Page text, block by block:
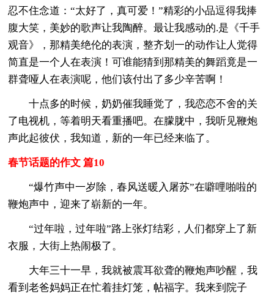
忍不住念道：“太好了，真可爱！”精彩的小品逗得我捧
腹大笑，美妙的歌声让我陶醉。最让我感动的.是《千手
观音》，那精美绝伦的表演，整齐划一的动作让人觉得
简直是一个人在表演！可谁能猜到那精美的舞蹈竟是一
群聋哑人在表演呢，他们该付出了多少辛苦啊！
十点多的时候，奶奶催我睡觉了，我恋恋不舍的关
了电视机，等着明天看重播吧。在朦胧中，我听见鞭炮
声此起彼伏，我知道，新的一年已经来临了。
春节话题的作文 篇10
“爆竹声中一岁除，春风送暖入屠苏”在噼哩啪啦的
鞭炮声中，迎来了崭新的一年。
“过年啦，过年啦”路上张灯结彩，人们都穿上了新
衣服，大街上热闹极了。
大年三十一早，我就被震耳欲聋的鞭炮声吵醒，我
看到老爸妈妈正在忙着挂灯笼，帖福字。我来到院子